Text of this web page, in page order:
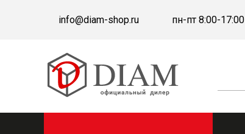
info@diam-shop.ru пн-пт 8:00-17:00